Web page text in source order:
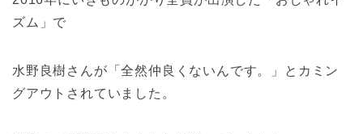
ズム」で
水野良樹さんが「全然仲良くないんです。」とカミン
グアウトされていました。